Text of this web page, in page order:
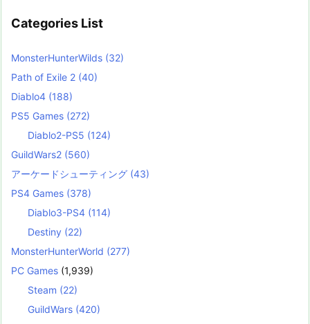
Categories List
MonsterHunterWilds (32)
Path of Exile 2 (40)
Diablo4 (188)
PS5 Games (272)
Diablo2-PS5 (124)
GuildWars2 (560)
アーケードシューティング (43)
PS4 Games (378)
Diablo3-PS4 (114)
Destiny (22)
MonsterHunterWorld (277)
PC Games (1,939)
Steam (22)
GuildWars (420)